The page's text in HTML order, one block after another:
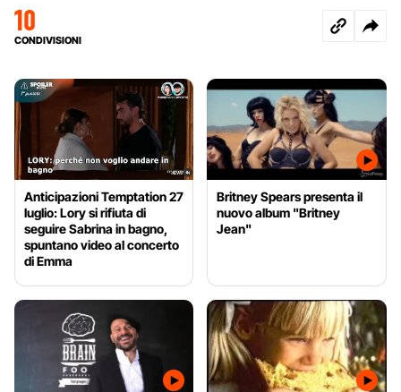
10
CONDIVISIONI
Anticipazioni Temptation 27
luglio: Lory si rifiuta di
seguire Sabrina in bagno,
spuntano video al concerto
di Emma
Britney Spears presenta il
nuovo album "Britney
Jean"